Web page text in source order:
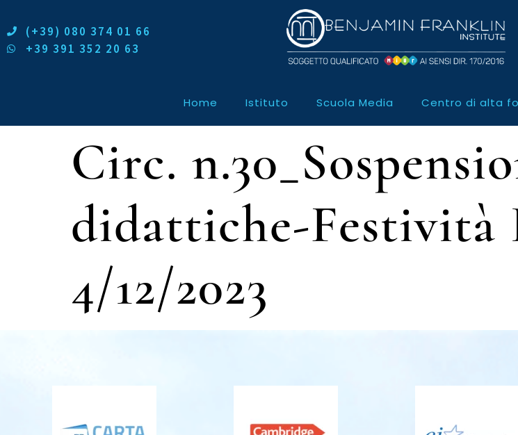
(+39) 080 374 01 66
+39 391 352 20 63
Home Istituto Scuola Media Centro di alta
Circ.
didattiche-Festività
4/12/2023